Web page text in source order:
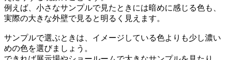
例えば、小さなサンプルで見たときには暗めに感じる色も、
実際の大きな外壁で見ると明るく見えます。
サンプルで選ぶときは、イメージしている色よりも少し濃い
めの色を選びましょう。